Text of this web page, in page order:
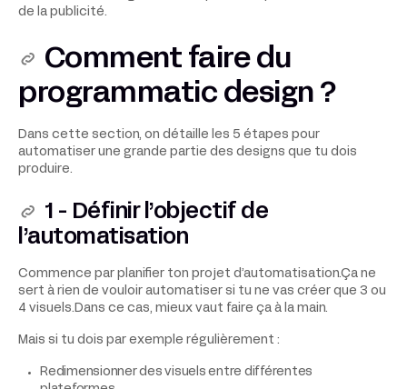
de la publicité.
Comment faire du
programmatic design ?
Dans cette section, on détaille les 5 étapes pour
automatiser une grande partie des designs que tu dois
produire.
1 - Définir l’objectif de
l’automatisation
Commence par planifier ton projet d’automatisation.Ça ne
sert à rien de vouloir automatiser si tu ne vas créer que 3 ou
4 visuels.Dans ce cas, mieux vaut faire ça à la main.
Mais si tu dois par exemple régulièrement :
Redimensionner des visuels entre différentes